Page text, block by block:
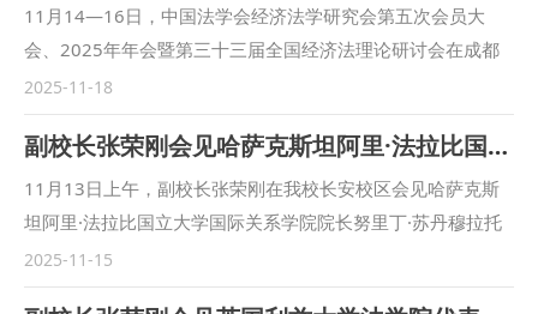
11月14—16日，中国法学会经济法学研究会第五次会员大
会、2025年年会暨第三十三届全国经济法理论研讨会在成都
隆重召开。本届研讨会以创新发展与经济法为主题，由中国法
学会经济法学研究会主办，西南财经大学法学院承办。来自全
国各高等学校、研究机构、党政机关及相关企事业单位200余
名代表参加会议。我校副校长孙昊亮教授、经济法学院（知识
产权学院）院长倪楠教授、发展规划与学科建设处处长王莹莹
教授等一行5人应邀参会。本次会员大会是中国法学会经济法
学研究会的换届大会，经选举，我校孙昊亮教授当选副会长，
2025-11-18
副校长张荣刚会见哈萨克斯坦阿里·法拉比国立大学代表团一行
11月13日上午，副校长张荣刚在我校长安校区会见哈萨克斯
坦阿里·法拉比国立大学国际关系学院院长努里丁·苏丹穆拉托
夫一行，双方就继续推进两校合作展开深入会谈。国际交流与
合作处相关负责人参加会见。 张荣刚代表学校对努里丁院长
2025-11-15